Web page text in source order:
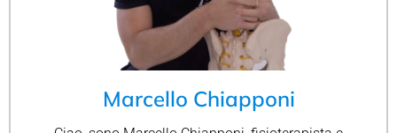
Marcello Chiapponi